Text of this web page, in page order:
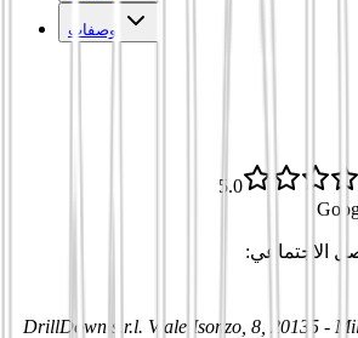
وصفات
5.0
الاجتماعي:
DrillDown s.r.l. Viale Isonzo, 8, 20135 -